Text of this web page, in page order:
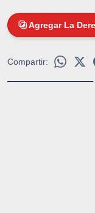
Agregar La
Compartir: